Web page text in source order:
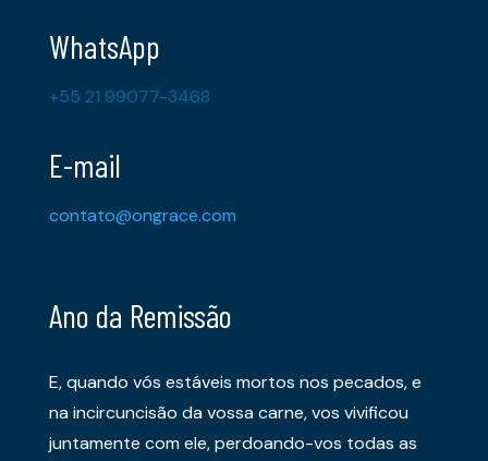
WhatsApp
+55 21 99077-3468
E-mail
contato@ongrace.com
Ano da Remissão
E, quando vós estáveis mortos nos pecados, e
na incircuncisão da vossa carne, vos vivificou
juntamente com ele, perdoando-vos todas as